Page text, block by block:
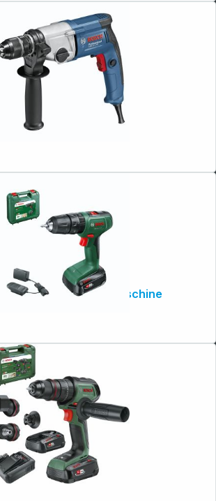
Bosch GBM 13-2 RE Bohrmaschine
Bosch EasyImpact 18V-38 Akku-Bohrmaschine
18V-80 Akku-